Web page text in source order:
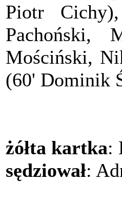
Piotr
Pachoński,
Mościński,
(60' Dominik
żółta kartka:
sędziował: